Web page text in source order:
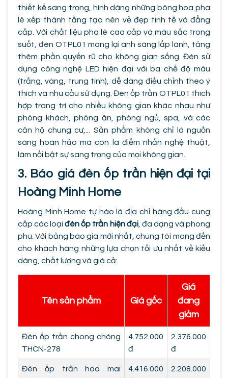
thiết kế sang trọng, hình dáng những bông hoa pha
lê xếp thành tầng tạo nên vẻ đẹp tinh tế và đẳng
cấp. Với chất liệu pha lê cao cấp và màu sắc trong
suốt, đèn OTPL01 mang lại ánh sáng lấp lánh, tăng
thêm phần quyến rũ cho không gian sống. Đèn sử
dụng công nghệ LED hiện đại với ba chế độ màu
(trắng, vàng, trung tính), dễ dàng điều chỉnh theo ý
thích và nhu cầu sử dụng. Đèn ốp trần OTPL01 thích
hợp trang trí cho nhiều không gian khác nhau như
phòng khách, phòng ăn, phòng ngủ, spa, và các
căn hộ chung cư,... Sản phẩm không chỉ là nguồn
sáng hoàn hảo mà còn là điểm nhấn nghệ thuật,
làm nổi bật sự sang trọng của mọi không gian.
3. Báo giá đèn ốp trần hiện đại tại
Hoàng Minh Home
Hoàng Minh Home tự hào là địa chỉ hàng đầu cung
cấp các loạiđèn ốp trần hiện đại, đa dạng và phong
phú. Với bảng báo giá mới nhất, chúng tôi mang đến
cho khách hàng những lựa chọn tối ưu nhất về kiểu
dáng, chất lượng và giá cả:
Tên sản phẩm Giá gốc
Giá
đang
giảm
Đèn ốp trần chong chóng
THCN-278
4.752.000
đ
2.376.000
đ
Đèn ốp trần hoa mai
4.416.000
2.208.000